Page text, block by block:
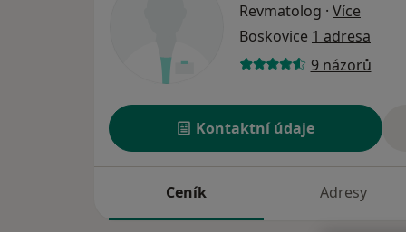
Revmatolog · Více
Boskovice 1 adresa
9 názorů
Kontaktní údaje
Ceník Adresy